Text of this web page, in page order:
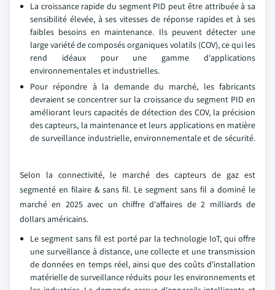
La croissance rapide du segment PID peut être attribuée à sa
sensibilité élevée, à ses vitesses de réponse rapides et à ses
faibles besoins en maintenance. Ils peuvent détecter une
large variété de composés organiques volatils (COV), ce qui les
rend idéaux pour une gamme d'applications
environnementales et industrielles.
Pour répondre à la demande du marché, les fabricants
devraient se concentrer sur la croissance du segment PID en
améliorant leurs capacités de détection des COV, la précision
des capteurs, la maintenance et leurs applications en matière
de surveillance industrielle, environnementale et de sécurité.
Selon la connectivité, le marché des capteurs de gaz est
segmenté en filaire & sans fil. Le segment sans fil a dominé le
marché en 2025 avec un chiffre d'affaires de 2 milliards de
dollars américains.
Le segment sans fil est porté par la technologie IoT, qui offre
une surveillance à distance, une collecte et une transmission
de données en temps réel, ainsi que des coûts d'installation
matérielle de surveillance réduits pour les environnements et